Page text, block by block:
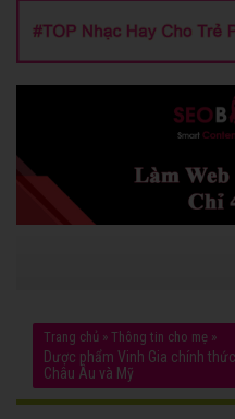
Trang chủ » Thông tin cho mẹ »
Dược phẩm Vinh Gia chính
Châu Âu và Mỹ